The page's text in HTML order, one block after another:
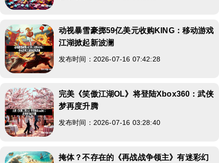
动视暴雪豪掷59亿美元收购KING：移动游戏
江湖掀起新波澜
发布时间：2026-07-16 07:42:28
完美《笑傲江湖OL》将登陆Xbox360：武侠
梦再度升腾
发布时间：2026-07-16 03:28:40
掩体？不存在的《再战战争领主》有迷彩幻